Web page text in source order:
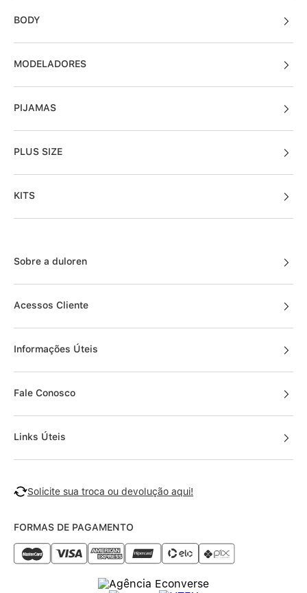
BODY
MODELADORES
PIJAMAS
PLUS SIZE
KITS
Sobre a duloren
Acessos Cliente
Informações Úteis
Fale Conosco
Links Úteis
Solicite sua troca ou devolução aqui!
FORMAS DE PAGAMENTO